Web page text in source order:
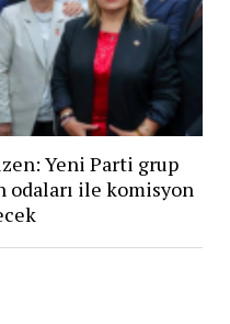
Yeni Parti grup
odaları ile komisyon